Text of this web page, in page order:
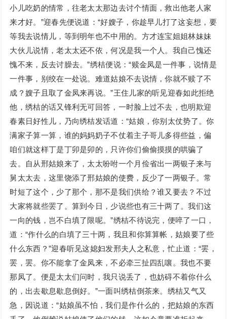
小儿吃奶的情常，往老太太那边去讨个情面，救出他老人家
来才好。”迎春先便说道：“好嫂子，你趁早儿打了这妄想，要
等我去说情儿，等到明年也不中用的。方才连宝姐姐林妹妹
大伙儿说情，老太太还不依，何况是我一个人。我自己愧还
愧不来，反去讨臊去。”绣桔便说：“赎金凤是一件事，说情是
一件事，别绞在一处说。难道姑娘不去说情，你就不赎了不
成？嫂子且取了金凤来再说。”王住儿家的听见迎春如此拒绝
他，绣桔的话又锋利无可回答，一时脸上过不去，也明欺迎
春素日好性儿，乃向绣桔发话道：“姑娘，你别太仗势了。你
满家子算一算，谁的妈妈奶子不仗着主子哥儿多得些益，偏
咱们就这样丁是丁卯是卯的，只许你们偷偷摸摸的哄骗了
去。自从邢姑娘来了，太太吩咐一个月俭省出一两银子来与
舅太太去，这里饶添了邢姑娘的使费，反少了一两银子。常
时短了这个，少了那个，那不是我们供给？谁又要去？不过
大家将就些罢了。算到今日，少说些也有三十两了。我们这
一向的钱，岂不白填了限呢。”绣桔不待说完，便啐了一口，
道：“作什么的白填了三十两，我且和你算算帐，姑娘要了些
什么东西？”迎春听见这媳妇发邢夫人之私意，忙止道：“罢，
罢，罢。你不能拿了金凤来，不必牵三扯四乱嚷。我也不要
那凤了。便是太太们问时，我只说丢了，也妨碍不着你什么
的，出去歇息歇息倒好。”一面叫绣桔倒茶来。绣桔又气又
急，因说道：“姑娘虽不怕，我们是作什么的，把姑娘的东西